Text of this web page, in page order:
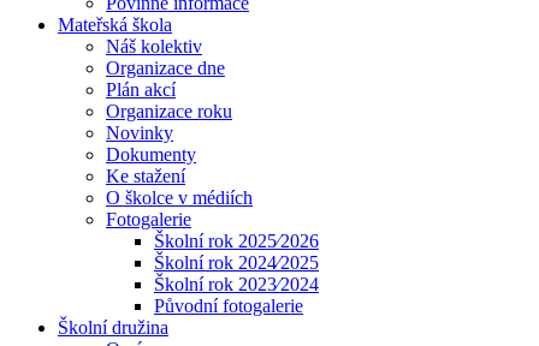
Mateřská škola
Náš kolektiv
Organizace dne
Plán akcí
Organizace roku
Novinky
Dokumenty
Ke stažení
O školce v médiích
Fotogalerie
Školní rok 2025⁄2026
Školní rok 2024⁄2025
Školní rok 2023⁄2024
Původní fotogalerie
Školní družina